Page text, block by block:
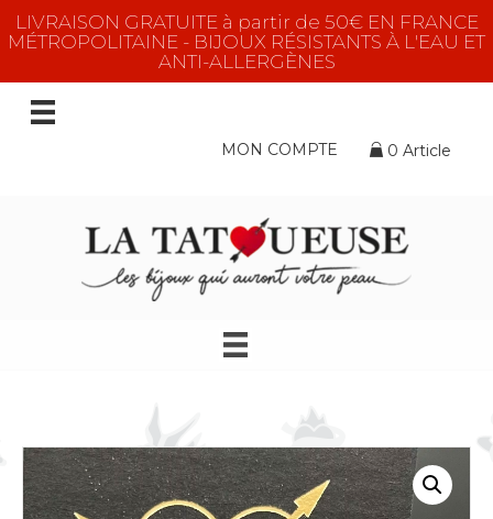
LIVRAISON GRATUITE à partir de 50€ EN FRANCE
MÉTROPOLITAINE - BIJOUX RÉSISTANTS À L'EAU ET
ANTI-ALLERGÈNES
MON COMPTE 0 Article